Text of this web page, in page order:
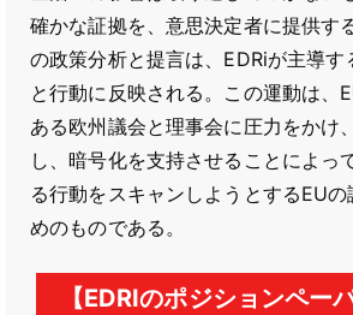
確かな証拠を、意思決定者に提供す
の政策分析と提言は、EDRiが主導す
と行動に反映される。この運動は、
ある欧州議会と理事会に圧力をかけ
し、暗号化を支持させることによっ
る行動をスキャンしようとするEU
めのものである。
【EDRIのポジションペー